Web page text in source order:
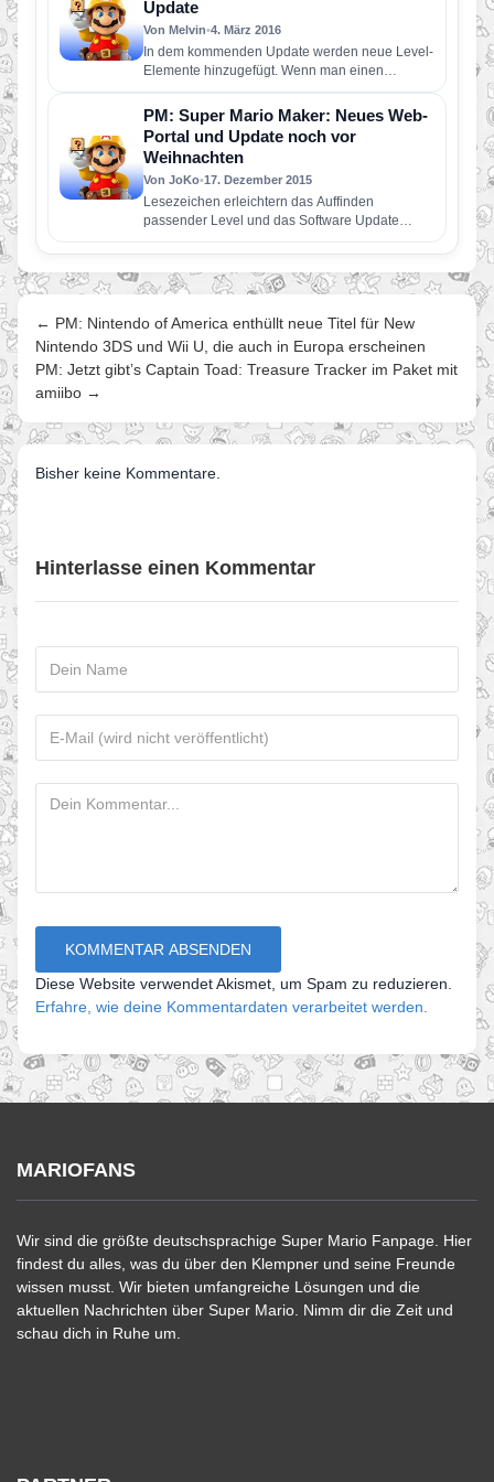
Update
Von Melvin•4. März 2016
In dem kommenden Update werden neue Level-
Elemente hinzugefügt. Wenn man einen
Steinblock, den mit dem grimmigen Gesicht,
schüttelt,…
PM: Super Mario Maker: Neues Web-
Portal und Update noch vor
Weihnachten
Von JoKo•17. Dezember 2015
Lesezeichen erleichtern das Auffinden
passender Level und das Software Update
überrascht mit tollen, neuen Items In diesem
Spiel…
← PM: Nintendo of America enthüllt neue Titel für New
Nintendo 3DS und Wii U, die auch in Europa erscheinen
PM: Jetzt gibt’s Captain Toad: Treasure Tracker im Paket mit
amiibo →
Bisher keine Kommentare.
Hinterlasse einen Kommentar
Diese Website verwendet Akismet, um Spam zu reduzieren.
Erfahre, wie deine Kommentardaten verarbeitet werden.
MARIOFANS
Wir sind die größte deutschsprachige Super Mario Fanpage. Hier
findest du alles, was du über den Klempner und seine Freunde
wissen musst. Wir bieten umfangreiche Lösungen und die
aktuellen Nachrichten über Super Mario. Nimm dir die Zeit und
schau dich in Ruhe um.